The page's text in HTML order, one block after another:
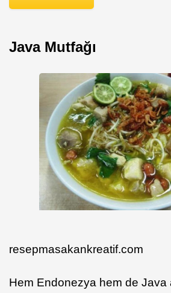
Java Mutfağı
resepmasakankreatif.com
Hem Endonezya hem de Java